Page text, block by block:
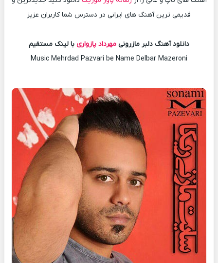
قدیمی ترین آهنگ های ایرانی در دسترس شما کاربران عزیز
دانلود آهنگ دلبر مازرونی مهرداد پازواری با لینک مستقیم
Music Mehrdad Pazvari be Name Delbar Mazeroni